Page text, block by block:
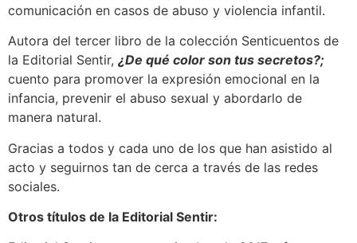
comunicación en casos de abuso y violencia infantil.
Autora del tercer libro de la colección Senticuentos de
la Editorial Sentir, ¿De qué color son tus secretos?;
cuento para promover la expresión emocional en la
infancia, prevenir el abuso sexual y abordarlo de
manera natural.
Gracias a todos y cada uno de los que han asistido al
acto y seguirnos tan de cerca a través de las redes
sociales.
Otros títulos de la Editorial Sentir: